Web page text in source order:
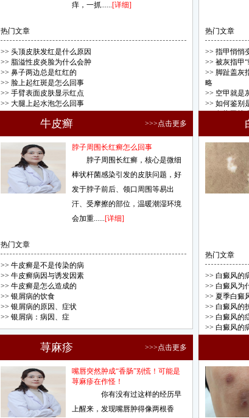
痒，一抓......[详细]
热门文章
>> 头顶皮肤发红是什么原因
>> 脂溢性皮炎脸为什么会肿
>> 鼻子两边总是红红的
>> 脸上起红斑是怎么回事
>> 手臂表面皮肤显示红点
>> 大腿上起水泡怎么回事
热门文章
>> 指甲悄悄
>> 被灰指甲
>> 脚趾盖灰
略
>> 空甲就是
>> 如何鉴别
牛皮癣 >>>点击更多
脖子周围长红癣怎么回事
脖子周围长红癣，核心是微细
棒状杆菌感染引发的皮肤问题，好
发于脖子前后、领口周围等易出
汗、受摩擦的部位，温暖潮湿环境
会加重......[详细]
热门文章
>> 牛皮癣是不是传染的病
>> 牛皮癣病因与诱发因素
>> 牛皮癣是怎么造成的
>> 银屑病的饮食
>> 银屑病的原因、症状
>> 银屑病：病因、症
热门文章
>> 白癜风的
>> 白癜风为
>> 夏季白癜
>> 白癜风的
>> 白癜风的
>> 白癜风的
荨麻疹 >>>点击更多
嘴唇突然肿成“香肠”别慌！可能是
荨麻疹在作怪！
你有没有过这样的经历早
上醒来，发现嘴唇肿得像两根香